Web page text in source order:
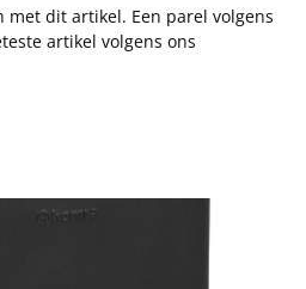
met dit artikel. Een parel volgens
artikel volgens ons